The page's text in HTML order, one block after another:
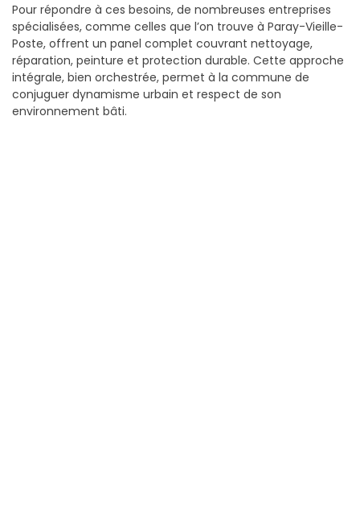
Pour répondre à ces besoins, de nombreuses entreprises
spécialisées, comme celles que l’on trouve à Paray-Vieille-
Poste, offrent un panel complet couvrant nettoyage,
réparation, peinture et protection durable. Cette approche
intégrale, bien orchestrée, permet à la commune de
conjuguer dynamisme urbain et respect de son
environnement bâti.